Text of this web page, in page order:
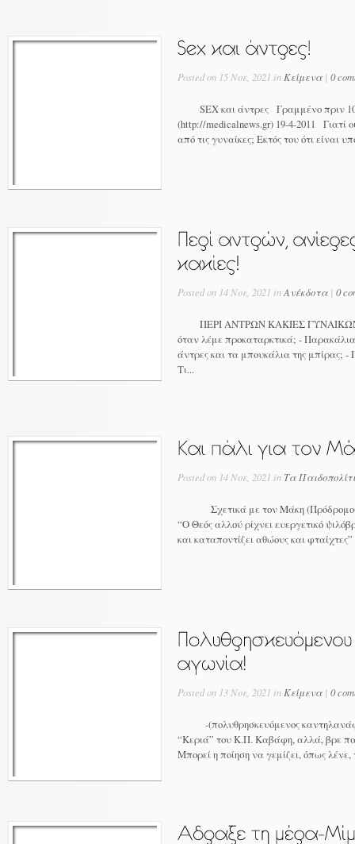
Posted on 15 Νοε, 2021 in Κείμενα | 0
SEX και άντρες Γραμμένο πριν
(http://medicalnews.gr) 19-4-2011 Γιατί
από τις γυναίκες; Εκτός του ότι είναι
Posted on 14 Νοε, 2021 inΑνέκδοτα | 0
ΠΕΡΙ ΑΝΤΡΩΝ ΚΑΚΙΕΣ ΓΥΝΑΙΚΩΝ 1.
όταν λέμε προκαταρκτικά; -
άντρες και τα μπουκάλια της μπίρας;
Τι...
Posted on 14 Νοε, 2021 in Τα
Σχετικά με τον Μάκη
“Ο Θεός αλλού ρίχνει ευεργετικό
και καταποντίζει αθώους και
Posted on 13 Νοε, 2021 in Κείμενα | 0
-(πολυθρησκευόμενος
“Κεριά” του Κ.Π. Καβάφη, αλλά, βρε
Μπορεί η ποίηση να γεμίζει, όπως